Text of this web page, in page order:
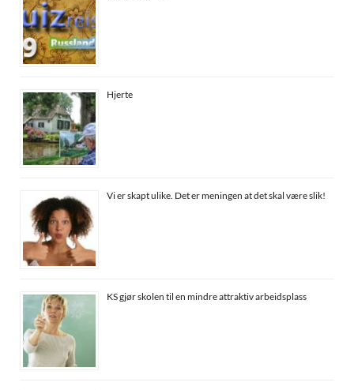
Hjerte
Vi er skapt ulike. Det er meningen at det skal være slik!
KS gjør skolen til en mindre attraktiv arbeidsplass